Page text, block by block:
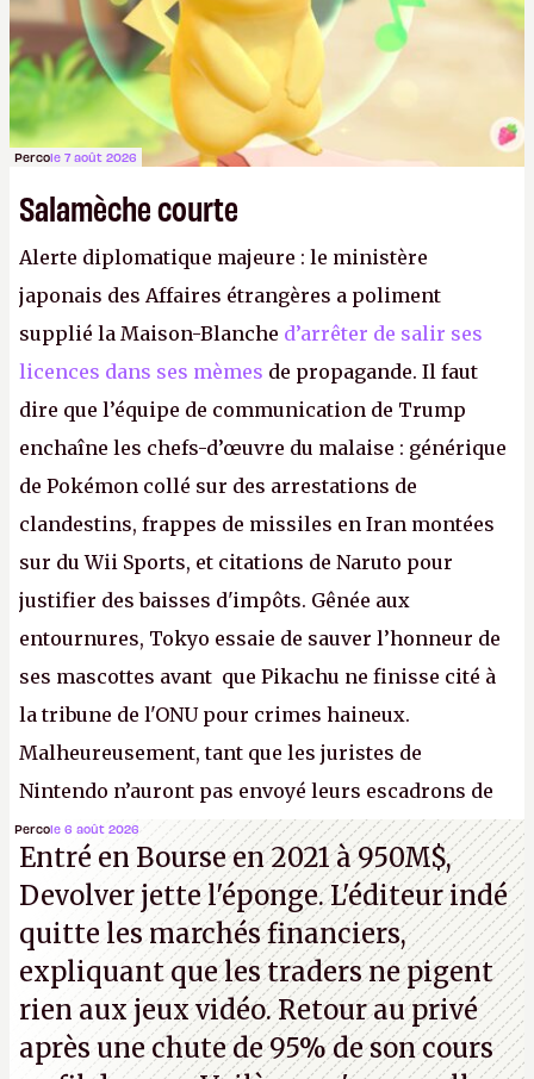
Percole 7 août 2026
Salamèche courte
Alerte diplomatique majeure : le ministère
japonais des Affaires étrangères a poliment
supplié la Maison-Blanche d’arrêter de salir ses
licences dans ses mèmes de propagande. Il faut
dire que l’équipe de communication de Trump
enchaîne les chefs-d’œuvre du malaise : générique
de Pokémon collé sur des arrestations de
clandestins, frappes de missiles en Iran montées
sur du Wii Sports, et citations de Naruto pour
justifier des baisses d'impôts. Gênée aux
entournures, Tokyo essaie de sauver l’honneur de
ses mascottes avant que Pikachu ne finisse cité à
la tribune de l'ONU pour crimes haineux.
Malheureusement, tant que les juristes de
Nintendo n’auront pas envoyé leurs escadrons de
la mort judiciaires pour distribuer du copyright
strike à tour de bras, l'Oncle Sam continuera
d'étaler sa confiture intellectuelle sur vos
souvenirs d'enfance.P.
Percole 6 août 2026
Entré en Bourse en 2021 à 950M$,
Devolver jette l'éponge. L'éditeur indé
quitte les marchés financiers,
expliquant que les traders ne pigent
rien aux jeux vidéo. Retour au privé
après une chute de 95% de son cours